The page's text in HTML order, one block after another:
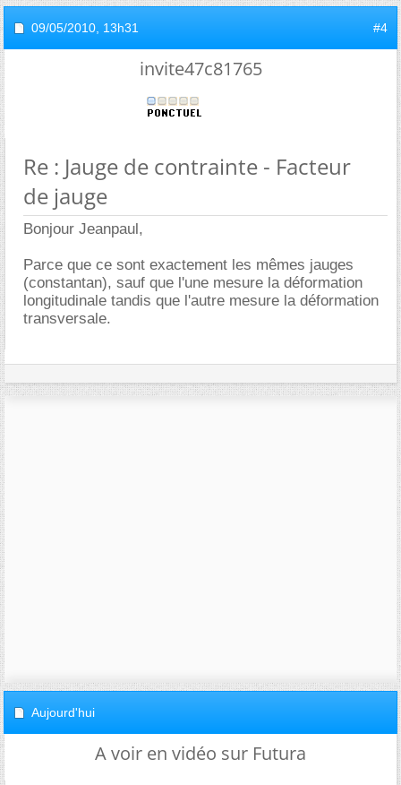
09/05/2010, 13h31 #4
invite47c81765
Re : Jauge de contrainte - Facteur
de jauge
Bonjour Jeanpaul,
Parce que ce sont exactement les mêmes jauges
(constantan), sauf que l'une mesure la déformation
longitudinale tandis que l'autre mesure la déformation
transversale.
Aujourd'hui
A voir en vidéo sur Futura